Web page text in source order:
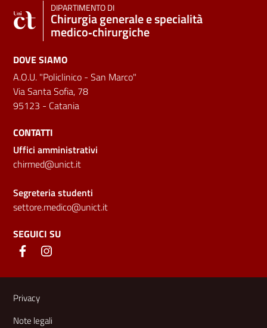
DIPARTIMENTO DI
Chirurgia generale e specialità
medico‑chirurgiche
DOVE SIAMO
A.O.U. "Policlinico - San Marco"
Via Santa Sofia, 78
95123 - Catania
CONTATTI
Uffici amministrativi
chirmed@unict.it
Segreteria studenti
settore.medico@unict.it
SEGUICI SU
Link e informazioni utili
Privacy
Note legali